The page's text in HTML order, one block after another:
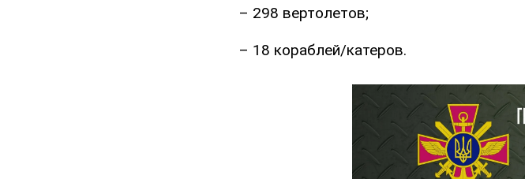
– 298 вертолетов;
– 18 кораблей/катеров.